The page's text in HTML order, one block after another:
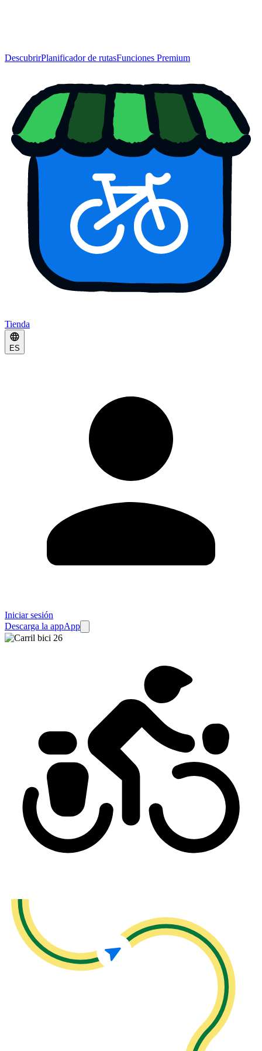
DescubrirPlanificador de rutasFunciones Premium
Tienda
ES
Iniciar sesión
Descarga la appApp